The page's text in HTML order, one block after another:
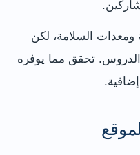
ومعدات السلامة، لكن
تحقق مما يوفره